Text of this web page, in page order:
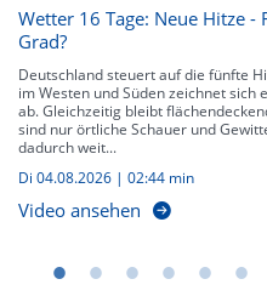
Wetter 16 Tage: Neue Hitze
Grad?
Deutschland steuert auf die fünfte
im Westen und Süden zeichnet
ab. Gleichzeitig bleibt
sind nur örtliche Schauer und
dadurch weit...
Di 04.08.2026 | 02:44 min
Video ansehen